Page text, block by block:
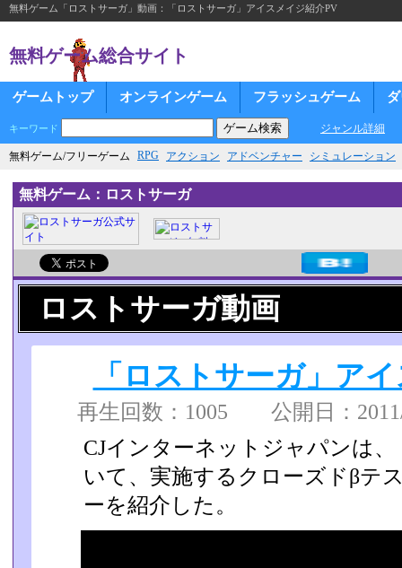
無料ゲーム「ロストサーガ」動画：「ロストサーガ」アイスメイジ紹介PV
無料ゲーム総合サイト
ゲームトップ オンラインゲーム フラッシュゲーム
キーワード ジャンル詳細
無料ゲーム/フリーゲーム RPG アクション アドベンチャー シミュレーション
無料ゲーム：ロストサーガ
ロストサーガ動画
「ロストサーガ」ア
再生回数：1005 公開日：
CJインターネットジャパンは
いて、実施するクローズドβテ
ーを紹介した。